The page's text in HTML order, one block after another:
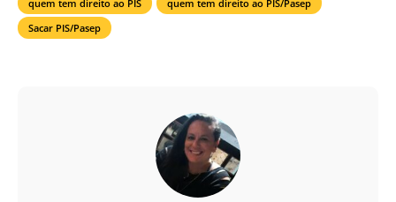
quem tem direito ao PIS
quem tem direito ao PIS/Pasep
Sacar PIS/Pasep